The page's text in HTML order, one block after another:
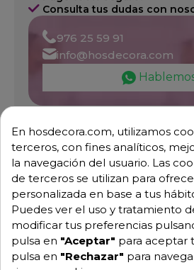
Consulta tus dudas con
976 25 59 91
info@hosdecora.com
Pide tu
En hosdecora.com, utilizamos
terceros, con fines analíticos,
la navegación del usuario. Las
de terceros se utilizan para
personalizada en base a tus
Puedes ver el uso y tratamiento
modificar tus preferencias
pulsa en "Aceptar" para aceptar
pulsa en "Rechazar" para